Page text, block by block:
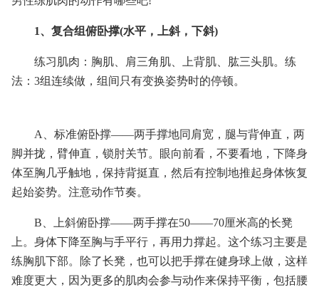
1、复合组俯卧撑(水平，上斜，下斜)
练习肌肉：胸肌、肩三角肌、上背肌、肱三头肌。练
法：3组连续做，组间只有变换姿势时的停顿。
A、标准俯卧撑——两手撑地同肩宽，腿与背伸直，两
脚并拢，臂伸直，锁肘关节。眼向前看，不要看地，下降身
体至胸几乎触地，保持背挺直，然后有控制地推起身体恢复
起始姿势。注意动作节奏。
B、上斜俯卧撑——两手撑在50——70厘米高的长凳
上。身体下降至胸与手平行，再用力撑起。这个练习主要是
练胸肌下部。除了长凳，也可以把手撑在健身球上做，这样
难度更大，因为更多的肌肉会参与动作来保持平衡，包括腰